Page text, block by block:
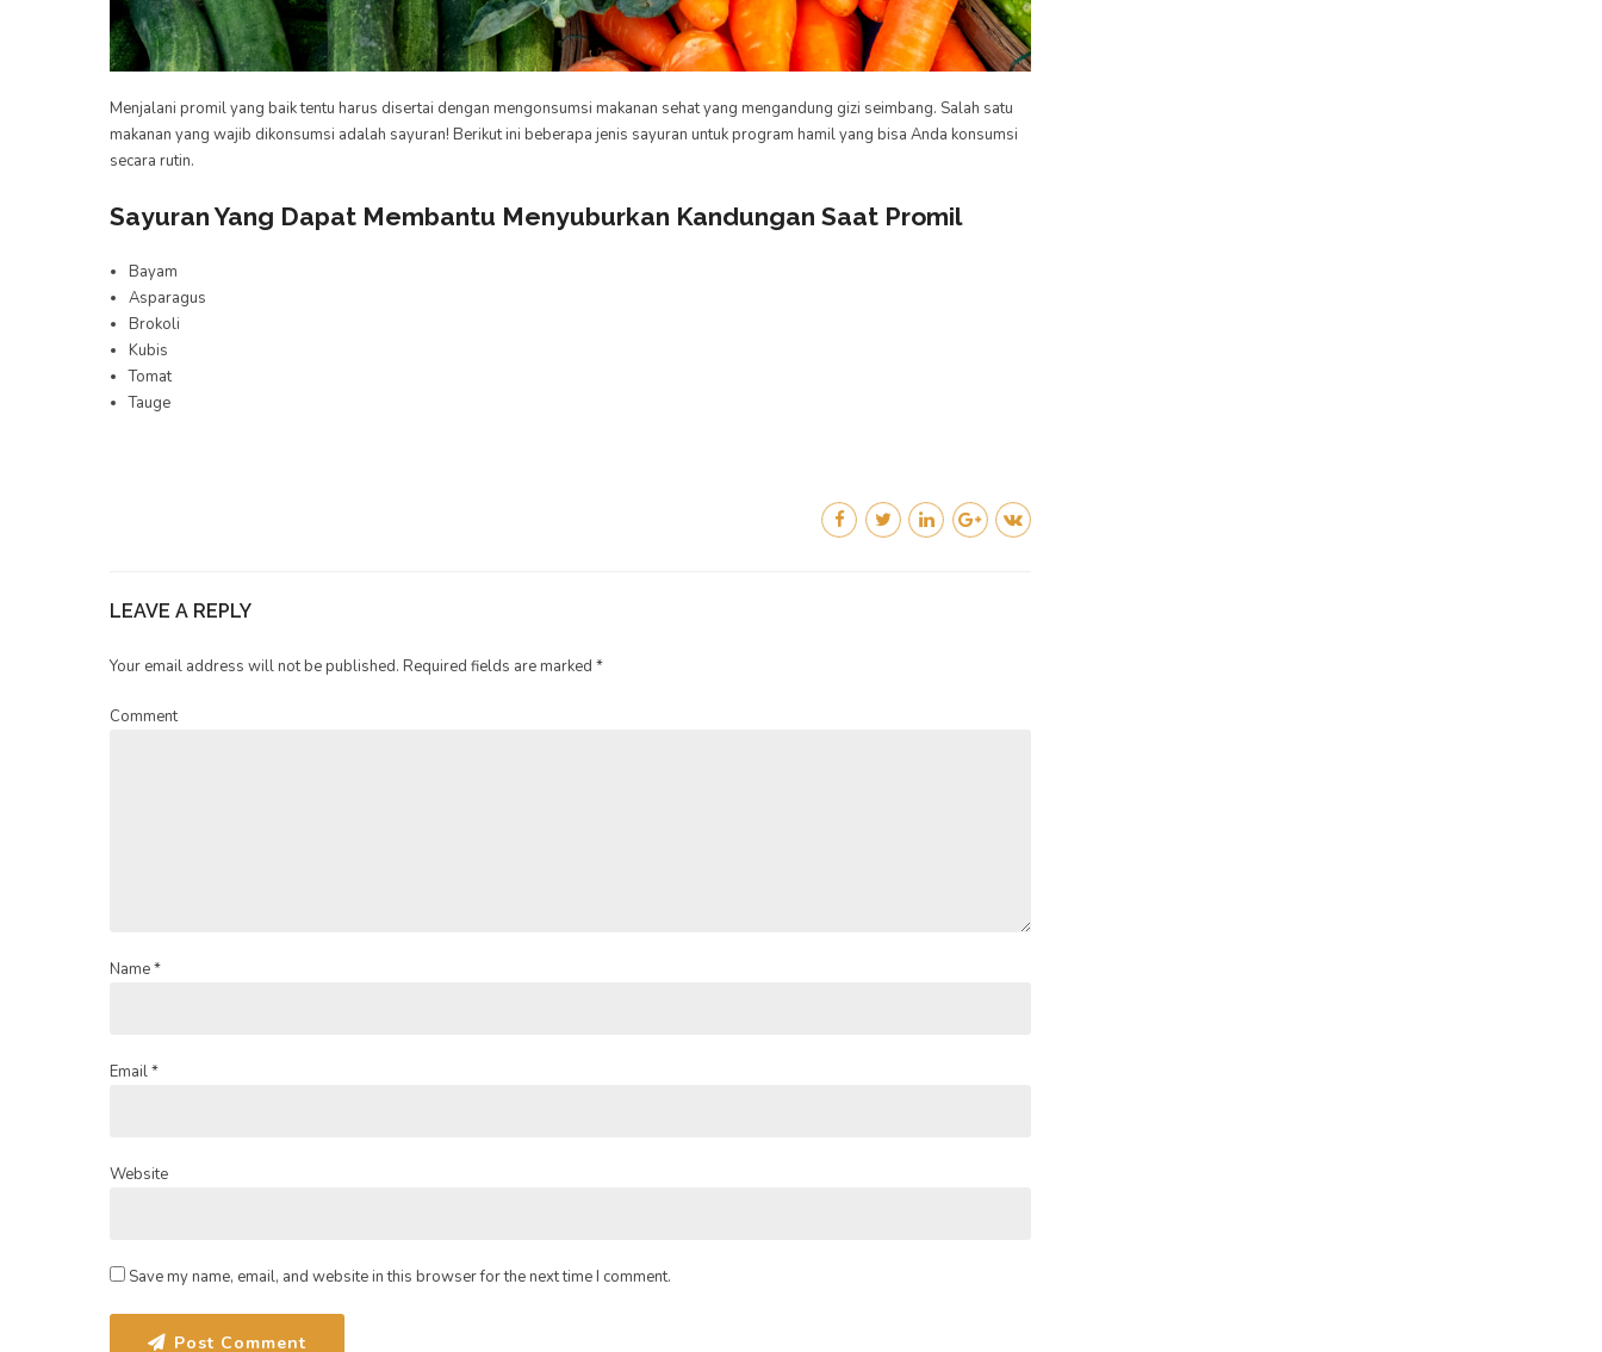
Menjalani promil yang baik tentu harus disertai dengan mengonsumsi makanan sehat yang mengandung gizi seimbang. Salah satu
makanan yang wajib dikonsumsi adalah sayuran! Berikut ini beberapa jenis sayuran untuk program hamil yang bisa Anda konsumsi
secara rutin.
Sayuran Yang Dapat Membantu Menyuburkan Kandungan Saat Promil
Bayam
Asparagus
Brokoli
Kubis
Tomat
Tauge
LEAVE A REPLY
Your email address will not be published. Required fields are marked *
Comment
Name *
Email *
Website
Save my name, email, and website in this browser for the next time I comment.
Post Comment